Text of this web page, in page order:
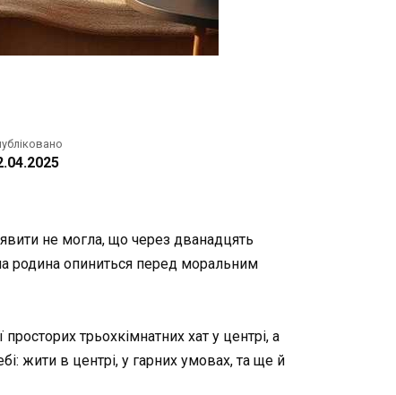
не могла, що через дванадцять
родина опиниться перед моральним
трьохкімнатних хат у центрі, а
жити в центрі, у гарних умовах, та ще й